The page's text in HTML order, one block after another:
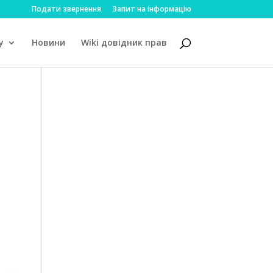
Подати звернення Запит на інформацію
Новини Wiki довідник прав